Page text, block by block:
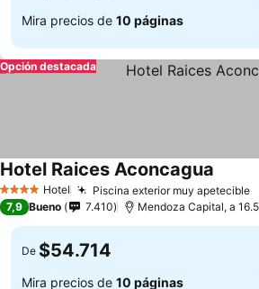
Mira precios de 10 páginas
Opción destacada
4 EstrellasHotel Piscina exterior muy apetecible
Hotel Raices Aconcagua
7,9 Bueno 7.410 Mendoza Capital, a
De $54.714
Mira precios de 10 páginas